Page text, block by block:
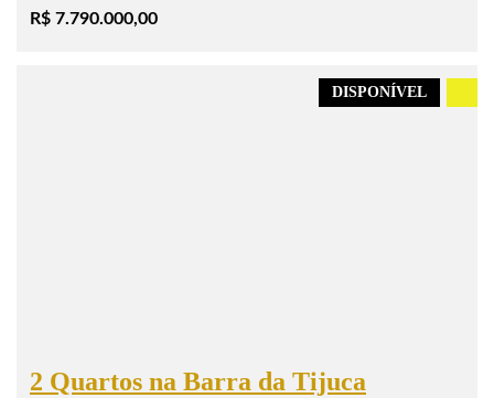
R$ 7.790.000,00
DISPONÍVEL
2 Quartos na Barra da Tijuca